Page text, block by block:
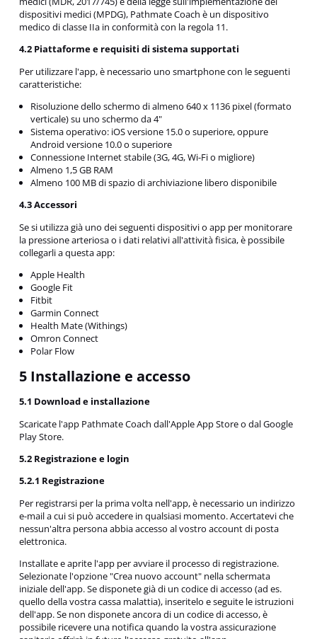
dispositivi medici (MPDG), Pathmate Coach è un dispositivo
medico di classe IIa in conformità con la regola 11.
4.2 Piattaforme e requisiti di sistema supportati
Per utilizzare l'app, è necessario uno smartphone con le seguenti
caratteristiche:
Risoluzione dello schermo di almeno 640 x 1136 pixel (formato
verticale) su uno schermo da 4"
Sistema operativo: iOS versione 15.0 o superiore, oppure
Android versione 10.0 o superiore
Connessione Internet stabile (3G, 4G, Wi-Fi o migliore)
Almeno 1,5 GB RAM
Almeno 100 MB di spazio di archiviazione libero disponibile
4.3 Accessori
Se si utilizza già uno dei seguenti dispositivi o app per monitorare
la pressione arteriosa o i dati relativi all'attività fisica, è possibile
collegarli a questa app:
Apple Health
Google Fit
Fitbit
Garmin Connect
Health Mate (Withings)
Omron Connect
Polar Flow
5 Installazione e accesso
5.1 Download e installazione
Scaricate l'app Pathmate Coach dall'Apple App Store o dal Google
Play Store.
5.2 Registrazione e login
5.2.1 Registrazione
Per registrarsi per la prima volta nell'app, è necessario un indirizzo
e-mail a cui si può accedere in qualsiasi momento. Accertatevi che
nessun'altra persona abbia accesso al vostro account di posta
elettronica.
Installate e aprite l'app per avviare il processo di registrazione.
Selezionate l'opzione "Crea nuovo account" nella schermata
iniziale dell'app. Se disponete già di un codice di accesso (ad es.
quello della vostra cassa malattia), inseritelo e seguite le istruzioni
dell'app. Se non disponete ancora di un codice di accesso, è
possibile ricevere una notifica quando la vostra assicurazione